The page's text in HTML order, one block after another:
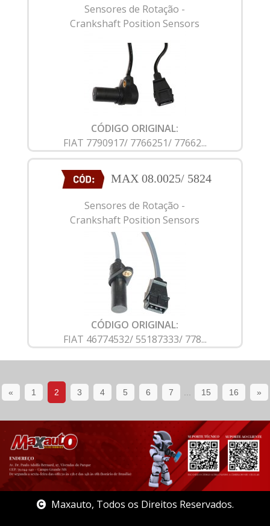
Sensores de Rotação -
Crankshaft Position Sensors
CÓDIGO ORIGINAL:
FIAT 7790917/ 7766251/ 77662...
MAX 08.0025/ 5824
Sensores de Rotação -
Crankshaft Position Sensors
CÓDIGO ORIGINAL:
FIAT 46774532/ 55187333/ 778...
« 1 2 3 4 5 6 7 15 16 »
Maxauto, Todos os Direitos Reservados.